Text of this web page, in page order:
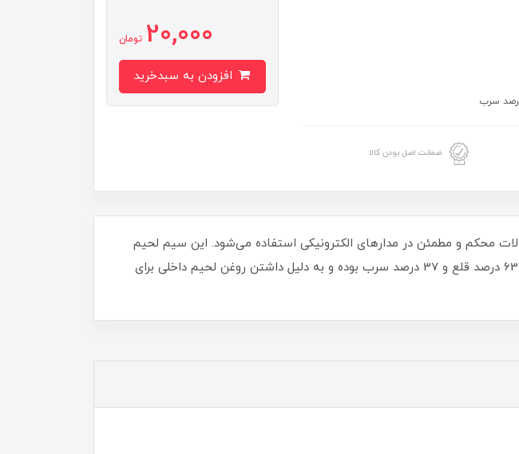
ضمانت اصل بودن کالا
20,000 تومان
محکم و مطمئن در مدارهای الکترونیکی استفاده می‌شود. این سیم لحیم
دانش‌آموزی دارای وزن حدود 4 گرم، قطر 0.8 میلی‌متر، طول حدود 80 سانتي‌متر و ترکیب 63 درصد قلع و 37 درصد سرب بوده و به دلیل داشتن روغن لحیم داخلی برای